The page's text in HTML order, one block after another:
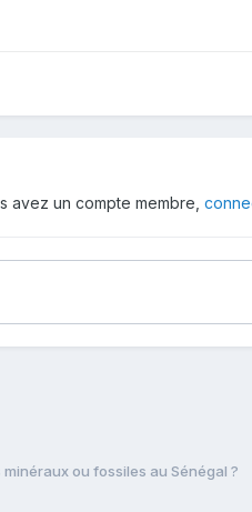
avez un compte membre,
ou fossiles au Sénégal ?